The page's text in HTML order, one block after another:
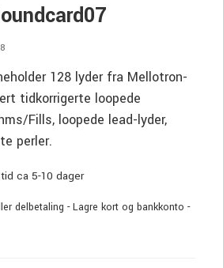
128 lyder fra Mellotron-
tidkorrigerte loopede
Fills, loopede lead-lyder,
perler.
ca 5-10 dager
delbetaling - Lagre kort og bankkonto -